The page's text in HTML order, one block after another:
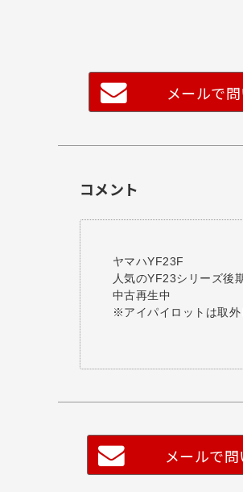
メールで
コメント
ヤマハYF23F
人気のYF23シリーズ後
中古再生中
※アイパイロットは取外
メールで